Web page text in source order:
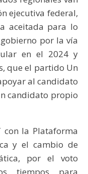
ejecutiva federal,
aceitada para lo
por la vía
en el 2024 y
que el partido Un
al candidato
candidato propio
con la Plataforma
y el cambio de
por el voto
tiempos para